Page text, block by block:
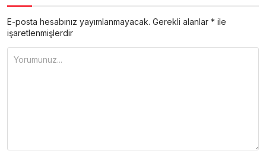
E-posta hesabınız yayımlanmayacak. Gerekli alanlar * ile
işaretlenmişlerdir